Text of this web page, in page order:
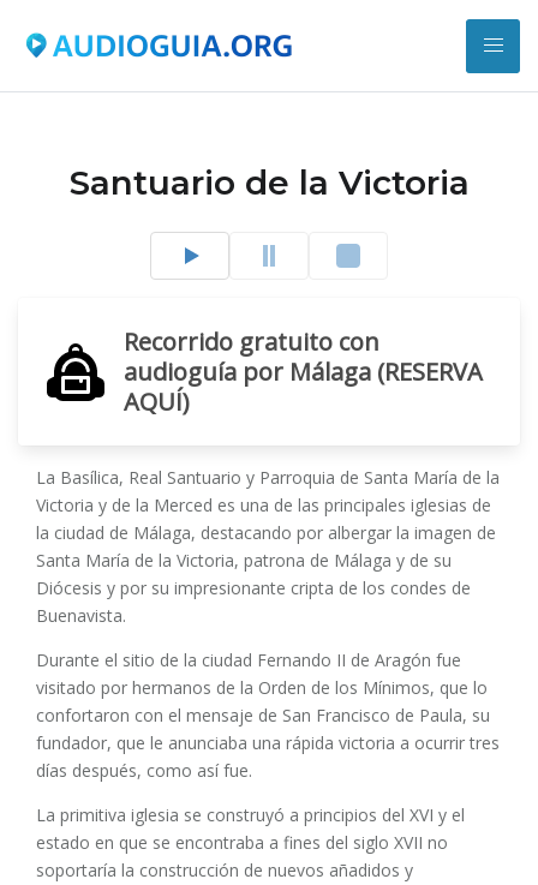
Santuario de la Victoria
Recorrido gratuito con
audioguía por Málaga (RESERVA
AQUÍ)
La Basílica, Real Santuario y Parroquia de Santa María de la
Victoria y de la Merced es una de las principales iglesias de
la ciudad de Málaga, destacando por albergar la imagen de
Santa María de la Victoria, patrona de Málaga y de su
Diócesis y por su impresionante cripta de los condes de
Buenavista.
Durante el sitio de la ciudad Fernando II de Aragón fue
visitado por hermanos de la Orden de los Mínimos, que lo
confortaron con el mensaje de San Francisco de Paula, su
fundador, que le anunciaba una rápida victoria a ocurrir tres
días después, como así fue.
La primitiva iglesia se construyó a principios del XVI y el
estado en que se encontraba a fines del siglo XVII no
soportaría la construcción de nuevos añadidos y